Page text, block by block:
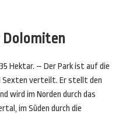
Dolomiten
Hektar. – Der Park ist auf die
Sexten verteilt. Er stellt den
wird im Norden durch das
im Süden durch die